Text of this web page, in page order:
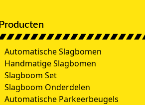
Producten
Automatische Slagbomen
Handmatige Slagbomen
Slagboom Set
Slagboom Onderdelen
Automatische Parkeerbeugels